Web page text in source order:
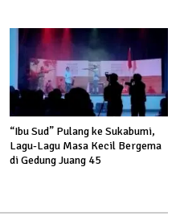
“Ibu Sud” Pulang ke Sukabumi,
Lagu-Lagu Masa Kecil Bergema
di Gedung Juang 45